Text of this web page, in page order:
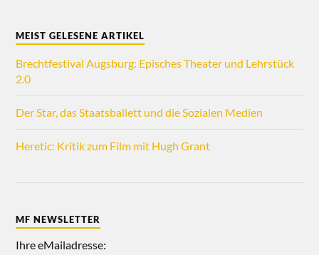
MEIST GELESENE ARTIKEL
Brechtfestival Augsburg: Episches Theater und Lehrstück
2.0
Der Star, das Staatsballett und die Sozialen Medien
Heretic: Kritik zum Film mit Hugh Grant
MF NEWSLETTER
Ihre eMailadresse: